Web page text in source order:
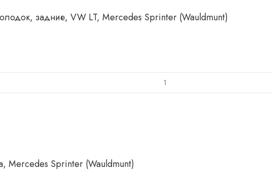
задние, VW LT, Mercedes Sprinter (Wauldmunt)
Mercedes Sprinter (Wauldmunt)